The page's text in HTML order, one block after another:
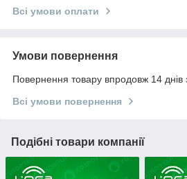
Всі умови оплати
Умови повернення
Повернення товару впродовж 14 днів
Всі умови повернення
Подібні товари компанії